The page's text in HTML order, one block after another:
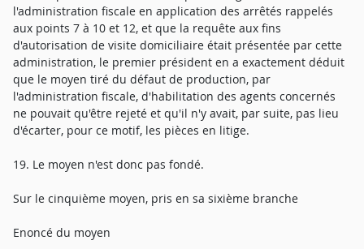
l'administration fiscale en application des arrêtés rappelés
aux points 7 à 10 et 12, et que la requête aux fins
d'autorisation de visite domiciliaire était présentée par cette
administration, le premier président en a exactement déduit
que le moyen tiré du défaut de production, par
l'administration fiscale, d'habilitation des agents concernés
ne pouvait qu'être rejeté et qu'il n'y avait, par suite, pas lieu
d'écarter, pour ce motif, les pièces en litige.
19. Le moyen n'est donc pas fondé.
Sur le cinquième moyen, pris en sa sixième branche
Enoncé du moyen